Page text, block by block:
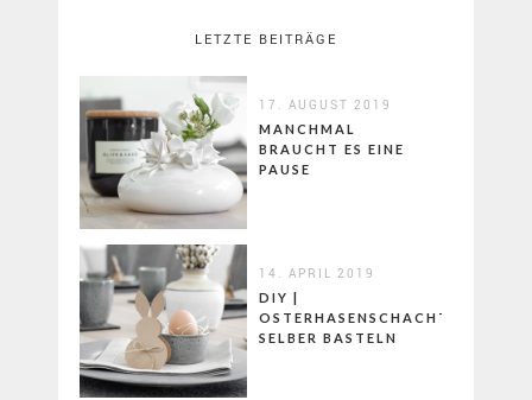
LETZTE BEITRÄGE
17. AUGUST 2019
MANCHMAL
BRAUCHT ES EINE
PAUSE
14. APRIL 2019
DIY |
OSTERHASENSCHACHTELN
SELBER BASTELN